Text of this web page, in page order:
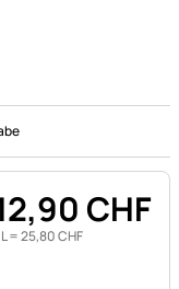
,90 CHF
=25,80CHF